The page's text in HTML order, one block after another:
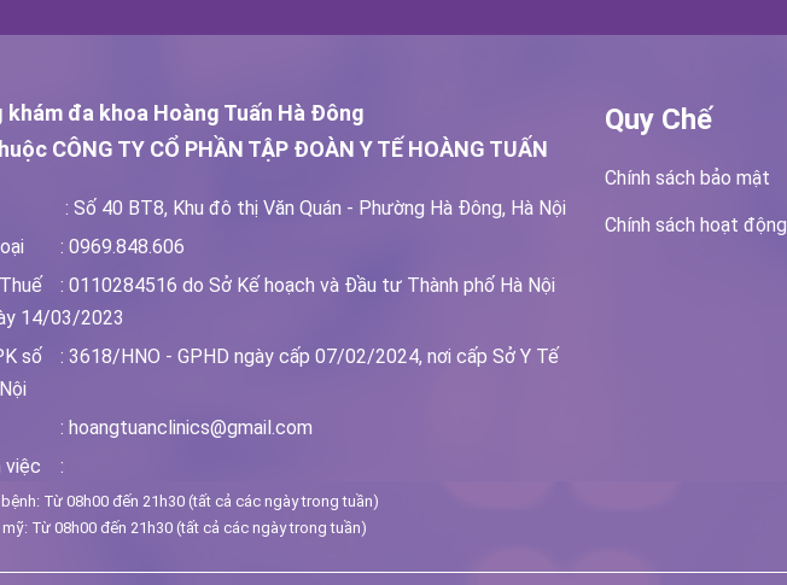
khám đa khoa Hoàng Tuấn Hà Đông
CÔNG TY CỔ PHẦN TẬP ĐOÀN Y TẾ HOÀNG TUẤN
: Số 40 BT8, Khu đô thị Văn Quán - Phường Hà Đông, Hà Nội
: 0969.848.606
: 0110284516 do Sở Kế hoạch và Đầu tư Thành phố Hà Nội
14/03/2023
số
: 3618/HNO - GPHD ngày cấp 07/02/2024, nơi cấp Sở Y Tế
: hoangtuanclinics@gmail.com
việc
:
Từ 08h00 đến 21h30 (tất cả các ngày trong tuần)
Từ 08h00 đến 21h30 (tất cả các ngày trong tuần)
Quy Chế
Chính sách bảo mật
Chính sách hoạt động